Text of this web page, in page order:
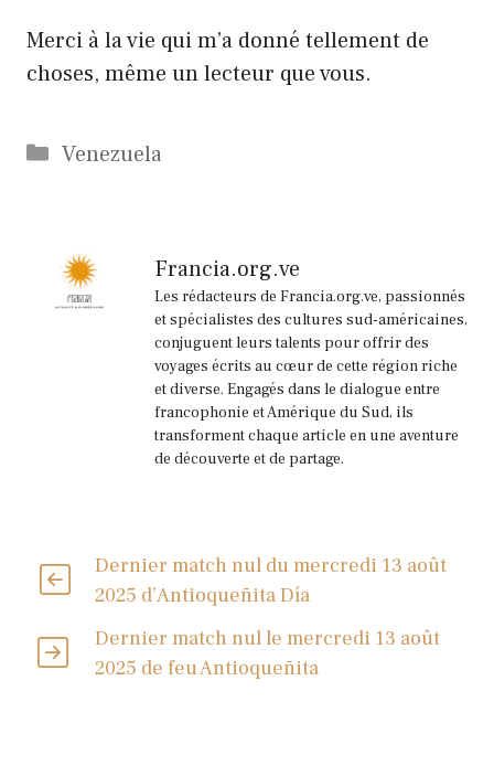
Merci à la vie qui m’a donné tellement de
choses, même un lecteur que vous.
Catégories
Venezuela
Francia.org.ve
Les rédacteurs de Francia.org.ve, passionnés
et spécialistes des cultures sud-américaines,
conjuguent leurs talents pour offrir des
voyages écrits au cœur de cette région riche
et diverse. Engagés dans le dialogue entre
francophonie et Amérique du Sud, ils
transforment chaque article en une aventure
de découverte et de partage.
Dernier match nul du mercredi 13 août
2025 d’Antioqueñita Día
Dernier match nul le mercredi 13 août
2025 de feu Antioqueñita